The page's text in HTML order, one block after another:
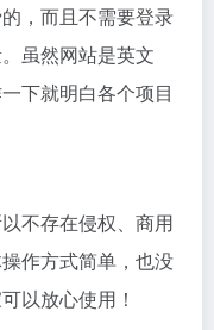
，而且不需要登录
虽然网站是英文
下就明白各个项目
不存在侵权、商用
作方式简单，也没
以放心使用！